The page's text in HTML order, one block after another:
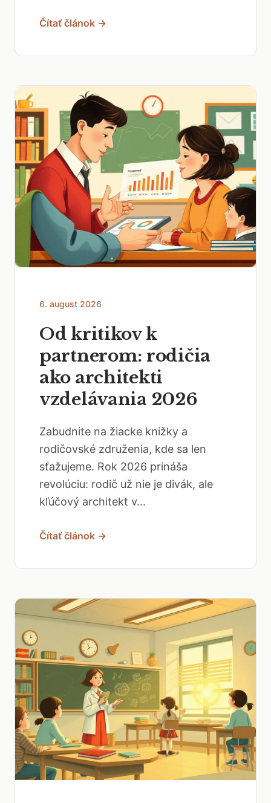
Čítať článok →
6. august 2026
Od kritikov k
partnerom: rodičia
ako architekti
vzdelávania 2026
Zabudnite na žiacke knižky a
rodičovské združenia, kde sa len
sťažujeme. Rok 2026 prináša
revolúciu: rodič už nie je divák, ale
kľúčový architekt v...
Čítať článok →